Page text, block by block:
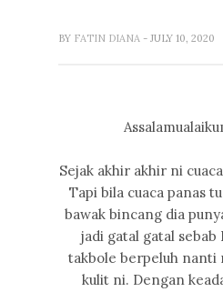
BY FATIN DIANA - JULY 10, 2020
Sejak akhir akhir ni
Tapi bila cuaca panas
bawak bincang dia
jadi gatal gatal
takbole berpeluh nanti
kulit ni. Dengan